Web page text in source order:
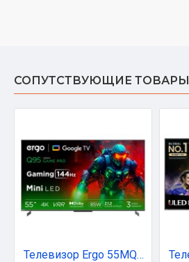
СОПУТСТВУЮЩИЕ ТОВАРЫ
Телевизор Ergo 55MQ95